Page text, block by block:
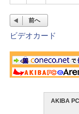
前へ
ビデオカード
AKIBA